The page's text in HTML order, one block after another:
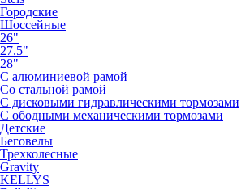
Городские
Шоссейные
26"
27.5"
28"
С алюминиевой рамой
Со стальной рамой
С дисковыми гидравлическими тормозами
С ободными механическими тормозами
Детские
Беговелы
Трехколесные
Gravity
KELLYS